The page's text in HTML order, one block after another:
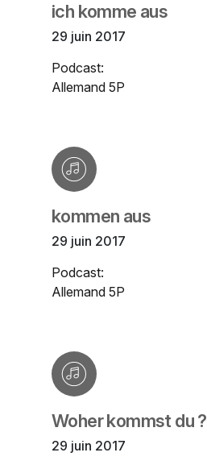
ich komme aus
29 juin 2017
Podcast:
Allemand 5P
kommen aus
29 juin 2017
Podcast:
Allemand 5P
Woher kommst du ?
29 juin 2017